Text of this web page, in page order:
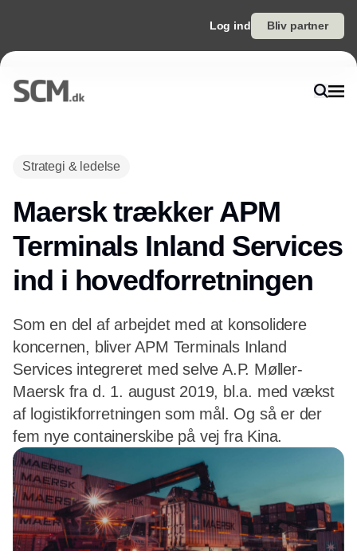
Log ind Bliv partner
Strategi & ledelse
Maersk trækker APM
Terminals Inland Services
ind i hovedforretningen
Som en del af arbejdet med at konsolidere
koncernen, bliver APM Terminals Inland
Services integreret med selve A.P. Møller-
Maersk fra d. 1. august 2019, bl.a. med vækst
af logistikforretningen som mål. Og så er der
fem nye containerskibe på vej fra Kina.